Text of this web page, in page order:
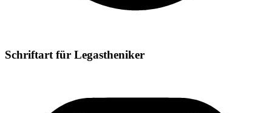
Schriftart für Legastheniker